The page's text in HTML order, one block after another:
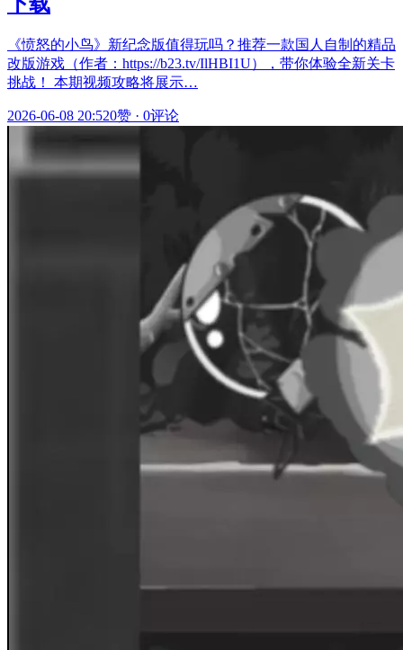
《愤怒的小鸟》新纪念版值得玩吗？推荐一款国人自制的精品
改版游戏（作者：https://b23.tv/IlHBI1U），带你体验全新关卡
挑战！ 本期视频攻略将展示…
2026-06-08 20:520赞 · 0评论